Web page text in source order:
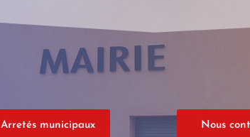
Arretés municipaux Nous